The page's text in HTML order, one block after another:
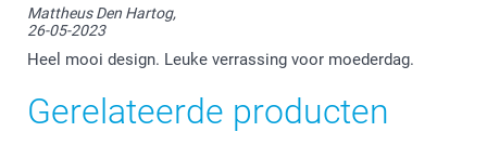
dat je bestelling niet helemaal naar wens is.
Uiteraard willen wij dit graag voor je oplossen. Zou
je een of meerdere foto's willen sturen naar
service@klantenservice.nl samen met een uitleg
waar je niet tevreden over bent? De klantenservice
helpt je graag verder.
Mattheus Den Hartog,
26-05-2023
Heel mooi design. Leuke verrassing voor moederdag.
Gerelateerde producten